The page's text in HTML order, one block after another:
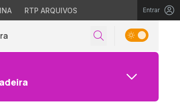
RTP ARQUIVOS Entrar